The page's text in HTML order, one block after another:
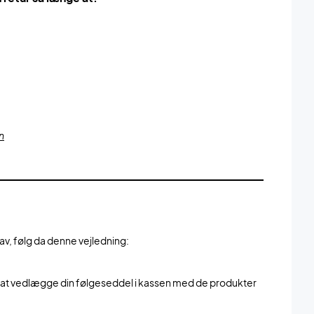
følg da denne vejledning:
at vedlægge din følgeseddel i kassen med de produkter